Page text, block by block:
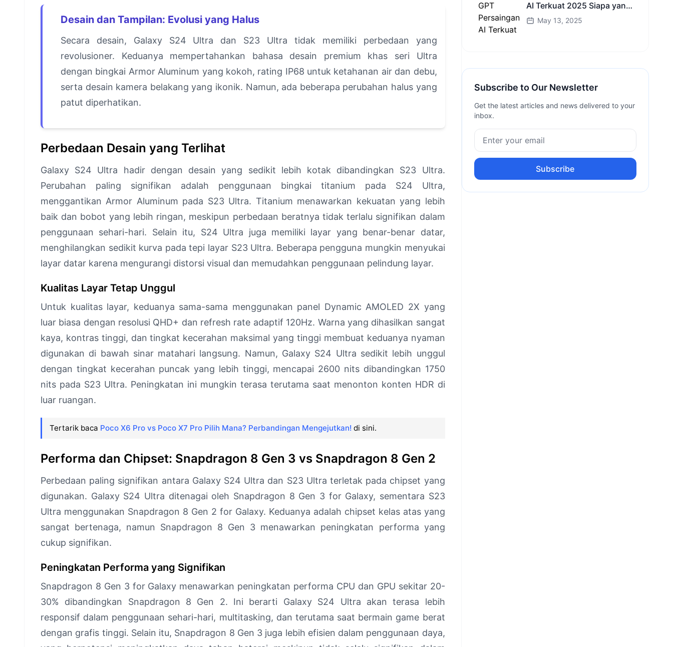
Desain dan Tampilan: Evolusi yang Halus
Secara desain, Galaxy S24 Ultra dan S23 Ultra tidak memiliki perbedaan yang
revolusioner. Keduanya mempertahankan bahasa desain premium khas seri Ultra
dengan bingkai Armor Aluminum yang kokoh, rating IP68 untuk ketahanan air dan debu,
serta desain kamera belakang yang ikonik. Namun, ada beberapa perubahan halus yang
patut diperhatikan.
Perbedaan Desain yang Terlihat
Galaxy S24 Ultra hadir dengan desain yang sedikit lebih kotak dibandingkan S23 Ultra.
Perubahan paling signifikan adalah penggunaan bingkai titanium pada S24 Ultra,
menggantikan Armor Aluminum pada S23 Ultra. Titanium menawarkan kekuatan yang lebih
baik dan bobot yang lebih ringan, meskipun perbedaan beratnya tidak terlalu signifikan dalam
penggunaan sehari-hari. Selain itu, S24 Ultra juga memiliki layar yang benar-benar datar,
menghilangkan sedikit kurva pada tepi layar S23 Ultra. Beberapa pengguna mungkin menyukai
layar datar karena mengurangi distorsi visual dan memudahkan penggunaan pelindung layar.
Kualitas Layar Tetap Unggul
Untuk kualitas layar, keduanya sama-sama menggunakan panel Dynamic AMOLED 2X yang
luar biasa dengan resolusi QHD+ dan refresh rate adaptif 120Hz. Warna yang dihasilkan sangat
kaya, kontras tinggi, dan tingkat kecerahan maksimal yang tinggi membuat keduanya nyaman
digunakan di bawah sinar matahari langsung. Namun, Galaxy S24 Ultra sedikit lebih unggul
dengan tingkat kecerahan puncak yang lebih tinggi, mencapai 2600 nits dibandingkan 1750
nits pada S23 Ultra. Peningkatan ini mungkin terasa terutama saat menonton konten HDR di
luar ruangan.
Tertarik baca Poco X6 Pro vs Poco X7 Pro Pilih Mana? Perbandingan Mengejutkan! di sini.
Performa dan Chipset: Snapdragon 8 Gen 3 vs Snapdragon 8 Gen 2
Perbedaan paling signifikan antara Galaxy S24 Ultra dan S23 Ultra terletak pada chipset yang
digunakan. Galaxy S24 Ultra ditenagai oleh Snapdragon 8 Gen 3 for Galaxy, sementara S23
Ultra menggunakan Snapdragon 8 Gen 2 for Galaxy. Keduanya adalah chipset kelas atas yang
sangat bertenaga, namun Snapdragon 8 Gen 3 menawarkan peningkatan performa yang
cukup signifikan.
Peningkatan Performa yang Signifikan
Snapdragon 8 Gen 3 for Galaxy menawarkan peningkatan performa CPU dan GPU sekitar 20-
30% dibandingkan Snapdragon 8 Gen 2. Ini berarti Galaxy S24 Ultra akan terasa lebih
responsif dalam penggunaan sehari-hari, multitasking, dan terutama saat bermain game berat
dengan grafis tinggi. Selain itu, Snapdragon 8 Gen 3 juga lebih efisien dalam penggunaan daya,
AI Terkuat 2025 Siapa yang
Lebih Cerdas?
May 13, 2025
Subscribe to Our Newsletter
Get the latest articles and news delivered to your
inbox.
Subscribe